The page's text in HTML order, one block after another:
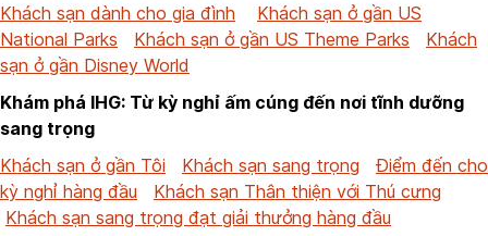
Khách sạn dành cho gia đình
Khách sạn ở gần US
National Parks
Khách sạn ở gần US Theme Parks
Khách
sạn ở gần Disney World
Khám phá IHG: Từ kỳ nghỉ ấm cúng đến nơi tĩnh dưỡng
sang trọng
Khách sạn ở gần Tôi
Khách sạn sang trọng
Điểm đến cho
kỳ nghỉ hàng đầu
Khách sạn Thân thiện với Thú cưng
Khách sạn sang trọng đạt giải thưởng hàng đầu